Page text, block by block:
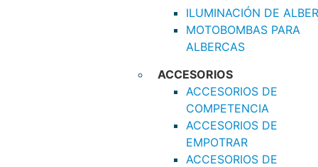
ILUMINACIÓN DE
MOTOBOMBAS PARA
ALBERCAS
ACCESORIOS
ACCESORIOS DE
COMPETENCIA
ACCESORIOS DE
EMPOTRAR
ACCESORIOS DE